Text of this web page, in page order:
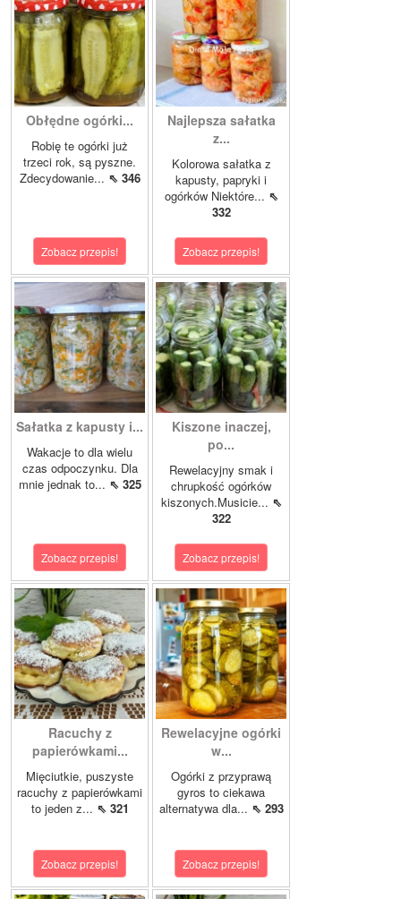
Obłędne ogórki...
Robię te ogórki już
trzeci rok, są pyszne.
Zdecydowanie... ⇖ 346
Zobacz przepis!
Najlepsza sałatka
z...
Kolorowa sałatka z
kapusty, papryki i
ogórków Niektóre... ⇖
332
Zobacz przepis!
Sałatka z kapusty i...
Wakacje to dla wielu
czas odpoczynku. Dla
mnie jednak to... ⇖ 325
Zobacz przepis!
Kiszone inaczej,
po...
Rewelacyjny smak i
chrupkość ogórków
kiszonych.Musicie... ⇖
322
Zobacz przepis!
Racuchy z
papierówkami...
Mięciutkie, puszyste
racuchy z papierówkami
to jeden z... ⇖ 321
Zobacz przepis!
Rewelacyjne ogórki
w...
Ogórki z przyprawą
gyros to ciekawa
alternatywa dla... ⇖ 293
Zobacz przepis!